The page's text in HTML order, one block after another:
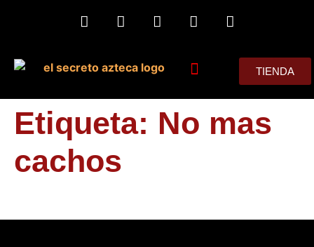
TIENDA
Etiqueta: No mas
cachos